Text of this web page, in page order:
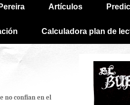
Artículos
Calculadora plan de
no confían en el